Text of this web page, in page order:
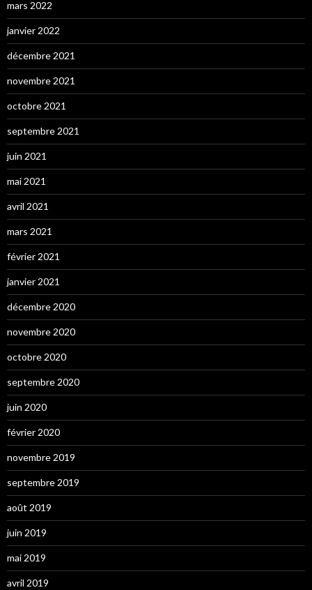
mars 2022
janvier 2022
décembre 2021
novembre 2021
octobre 2021
septembre 2021
juin 2021
mai 2021
avril 2021
mars 2021
février 2021
janvier 2021
décembre 2020
novembre 2020
octobre 2020
septembre 2020
juin 2020
février 2020
novembre 2019
septembre 2019
août 2019
juin 2019
mai 2019
avril 2019